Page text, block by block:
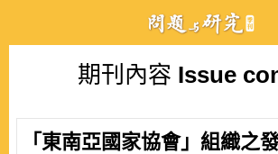
期刊內容 Issue
「東南亞國家協會」組織之